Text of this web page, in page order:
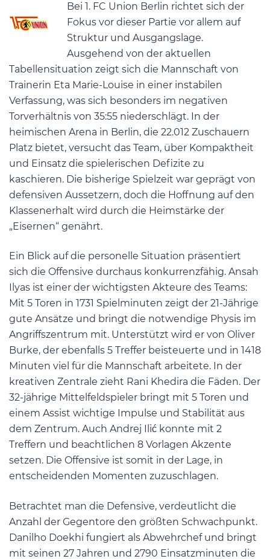
Bei 1. FC Union Berlin richtet sich der
Fokus vor dieser Partie vor allem auf
Struktur und Ausgangslage.
Ausgehend von der aktuellen
Tabellensituation zeigt sich die Mannschaft von
Trainerin Eta Marie-Louise in einer instabilen
Verfassung, was sich besonders im negativen
Torverhältnis von 35:55 niederschlägt. In der
heimischen Arena in Berlin, die 22.012 Zuschauern
Platz bietet, versucht das Team, über Kompaktheit
und Einsatz die spielerischen Defizite zu
kaschieren. Die bisherige Spielzeit war geprägt von
defensiven Aussetzern, doch die Hoffnung auf den
Klassenerhalt wird durch die Heimstärke der
„Eisernen“ genährt.
Ein Blick auf die personelle Situation präsentiert
sich die Offensive durchaus konkurrenzfähig. Ansah
Ilyas ist einer der wichtigsten Akteure des Teams:
Mit 5 Toren in 1731 Spielminuten zeigt der 21-Jährige
gute Ansätze und bringt die notwendige Physis im
Angriffszentrum mit. Unterstützt wird er von Oliver
Burke, der ebenfalls 5 Treffer beisteuerte und in 1418
Minuten viel für die Mannschaft arbeitete. In der
kreativen Zentrale zieht Rani Khedira die Fäden. Der
32-jährige Mittelfeldspieler bringt mit 5 Toren und
einem Assist wichtige Impulse und Stabilität aus
dem Zentrum. Auch Andrej Ilić konnte mit 2
Treffern und beachtlichen 8 Vorlagen Akzente
setzen. Die Offensive ist somit in der Lage, in
entscheidenden Momenten zuzuschlagen.
Betrachtet man die Defensive, verdeutlicht die
Anzahl der Gegentore den größten Schwachpunkt.
Danilho Doekhi fungiert als Abwehrchef und bringt
mit seinen 27 Jahren und 2790 Einsatzminuten die